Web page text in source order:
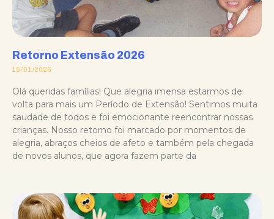
Retorno Extensão 2026
15/01/2026
Olá queridas famílias! Que alegria imensa estarmos de
volta para mais um Período de Extensão! Sentimos muita
saudade de todos e foi emocionante reencontrar nossas
crianças. Nosso retorno foi marcado por momentos de
alegria, abraços cheios de afeto e também pela chegada
de novos alunos, que agora fazem parte da